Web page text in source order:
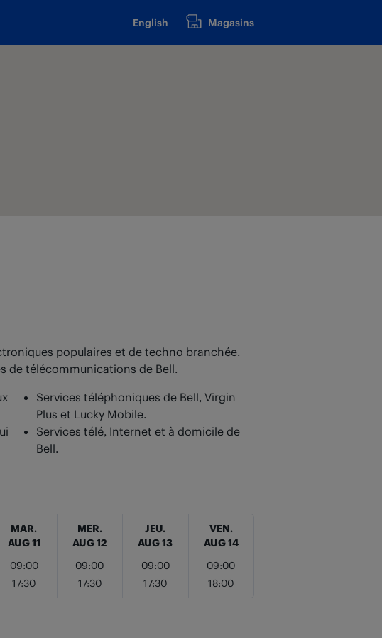
English Magasins
populaires et de techno branchée.
de télécommunications de Bell.
Services téléphoniques de Bell, Virgin
Plus et Lucky Mobile.
Services télé, Internet et à domicile de
Bell.
MAR.
AUG 11
09:00
17:30
MER.
AUG 12
09:00
17:30
JEU.
AUG 13
09:00
17:30
VEN.
AUG 14
09:00
18:00